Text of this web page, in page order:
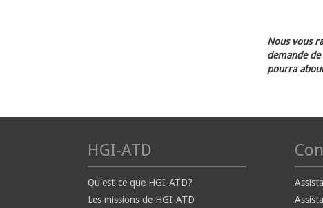
Nous vous
demande
pourra
HGI-ATD
Qu'est-ce que HGI-ATD?
Les missions de HGI-ATD